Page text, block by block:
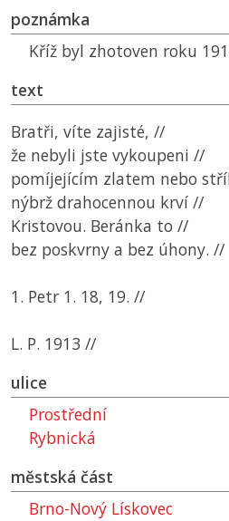
poznámka
Kříž byl zhotoven roku
text
Bratři, víte zajisté, //
že nebyli jste vykoupeni //
pomíjejícím zlatem nebo
nýbrž drahocennou krví //
Kristovou. Beránka to //
bez poskvrny a bez úhony. //
1. Petr 1. 18, 19. //
L. P. 1913 //
ulice
Prostřední
Rybnická
městská část
Brno-Nový Lískovec